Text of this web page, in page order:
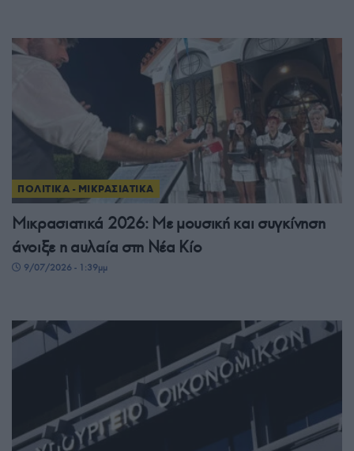
ΠΟΛΙΤΙΚΑ - ΜΙΚΡΑΣΙΑΤΙΚΑ
Μικρασιατικά 2026: Με μουσική και συγκίνηση
άνοιξε η αυλαία στη Νέα Κίο
9/07/2026 - 1:39μμ